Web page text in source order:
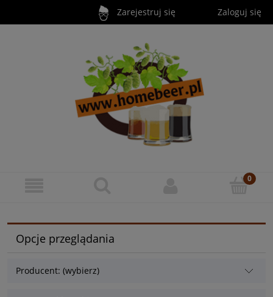
Zarejestruj się Zaloguj się
Opcje przeglądania
Producent: (wybierz)